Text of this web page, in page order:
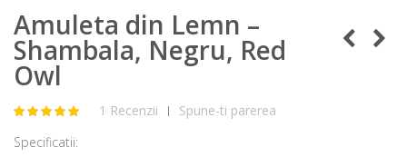
Amuleta din Lemn –
Shambala, Negru, Red
Owl
1 Recenzii |
Spune-ti parerea
Specificatii: